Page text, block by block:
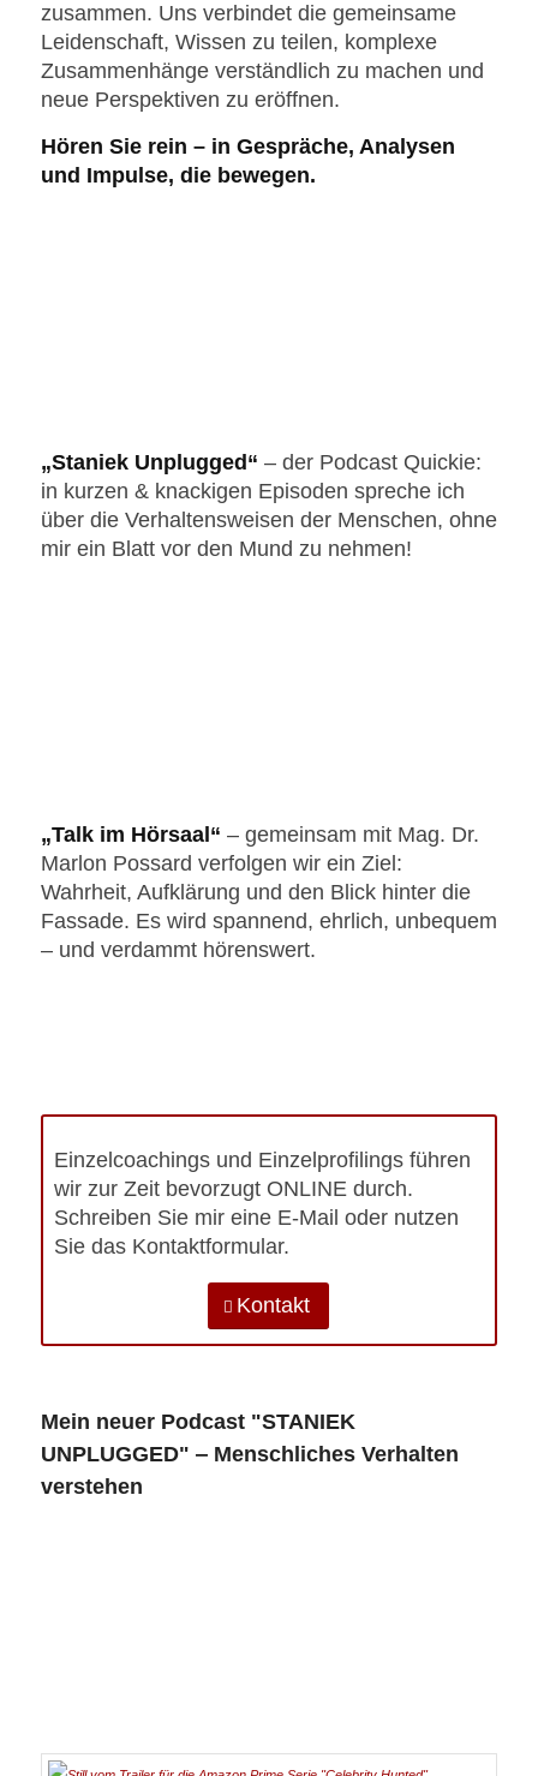
zusammen. Uns verbindet die gemeinsame
Leidenschaft, Wissen zu teilen, komplexe
Zusammenhänge verständlich zu machen und
neue Perspektiven zu eröffnen.
Hören Sie rein – in Gespräche, Analysen
und Impulse, die bewegen.
„Staniek Unplugged“ – der Podcast Quickie:
in kurzen & knackigen Episoden spreche ich
über die Verhaltensweisen der Menschen, ohne
mir ein Blatt vor den Mund zu nehmen!
„Talk im Hörsaal“ ‒ gemeinsam mit Mag. Dr.
Marlon Possard verfolgen wir ein Ziel:
Wahrheit, Aufklärung und den Blick hinter die
Fassade. Es wird spannend, ehrlich, unbequem
– und verdammt hörenswert.
Einzelcoachings und Einzelprofilings führen
wir zur Zeit bevorzugt ONLINE durch.
Schreiben Sie mir eine E-Mail oder nutzen
Sie das Kontaktformular.
Kontakt
Mein neuer Podcast "STANIEK
UNPLUGGED" ‒ Menschliches Verhalten
verstehen